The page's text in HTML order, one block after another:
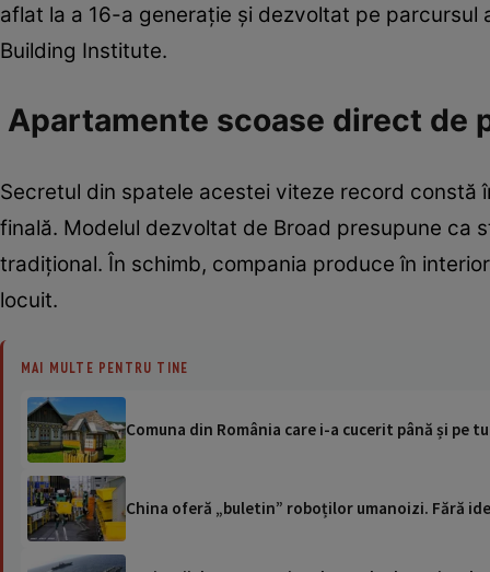
aflat la a 16-a generație și dezvoltat pe
Building Institute.
Apartamente scoase direct de
Secretul din spatele acestei viteze record
finală. Modelul dezvoltat de Broad presupune ca
tradițional. În schimb, compania produce în
locuit.
MAI MULTE PENTRU TINE
Comuna din România care i-a cucerit până și pe
China oferă „buletin” roboților umanoizi. Fără